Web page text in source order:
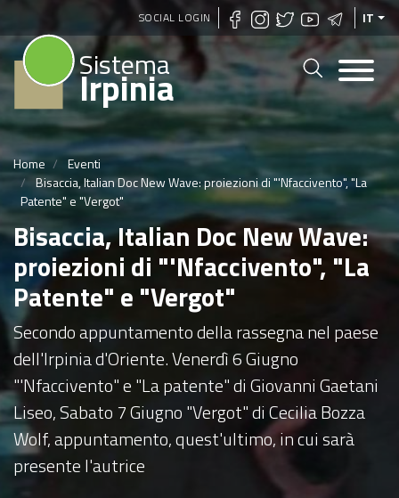
Salta
al
contenuto
principale
SOCIAL LOGIN IT
Sistema
Irpinia
Home
Eventi
Bisaccia, Italian Doc New Wave: proiezioni di "'Nfaccivento", "La
Patente" e "Vergot"
Bisaccia, Italian Doc New Wave:
proiezioni di "'Nfaccivento", "La
Patente" e "Vergot"
Secondo appuntamento della rassegna nel paese
dell'Irpinia d'Oriente. Venerdì 6 Giugno
"'Nfaccivento" e "La patente" di Giovanni Gaetani
Liseo, Sabato 7 Giugno "Vergot" di Cecilia Bozza
Wolf, appuntamento, quest'ultimo, in cui sarà
presente l'autrice